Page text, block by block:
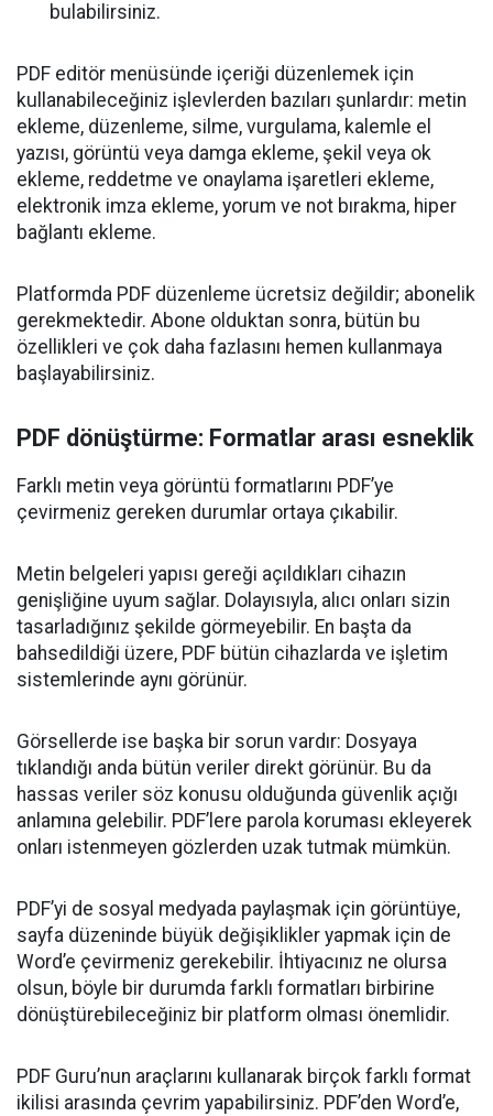
bulabilirsiniz.
PDF editör menüsünde içeriği düzenlemek için
kullanabileceğiniz işlevlerden bazıları şunlardır: metin
ekleme, düzenleme, silme, vurgulama, kalemle el
yazısı, görüntü veya damga ekleme, şekil veya ok
ekleme, reddetme ve onaylama işaretleri ekleme,
elektronik imza ekleme, yorum ve not bırakma, hiper
bağlantı ekleme.
Platformda PDF düzenleme ücretsiz değildir; abonelik
gerekmektedir. Abone olduktan sonra, bütün bu
özellikleri ve çok daha fazlasını hemen kullanmaya
başlayabilirsiniz.
PDF dönüştürme: Formatlar arası esneklik
Farklı metin veya görüntü formatlarını PDF’ye
çevirmeniz gereken durumlar ortaya çıkabilir.
Metin belgeleri yapısı gereği açıldıkları cihazın
genişliğine uyum sağlar. Dolayısıyla, alıcı onları sizin
tasarladığınız şekilde görmeyebilir. En başta da
bahsedildiği üzere, PDF bütün cihazlarda ve işletim
sistemlerinde aynı görünür.
Görsellerde ise başka bir sorun vardır: Dosyaya
tıklandığı anda bütün veriler direkt görünür. Bu da
hassas veriler söz konusu olduğunda güvenlik açığı
anlamına gelebilir. PDF’lere parola koruması ekleyerek
onları istenmeyen gözlerden uzak tutmak mümkün.
PDF’yi de sosyal medyada paylaşmak için görüntüye,
sayfa düzeninde büyük değişiklikler yapmak için de
Word’e çevirmeniz gerekebilir. İhtiyacınız ne olursa
olsun, böyle bir durumda farklı formatları birbirine
dönüştürebileceğiniz bir platform olması önemlidir.
PDF Guru’nun araçlarını kullanarak birçok farklı format
ikilisi arasında çevrim yapabilirsiniz. PDF’den Word’e,